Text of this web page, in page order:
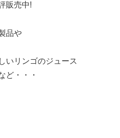
販売中!
品や
いリンゴのジュース
ど・・・